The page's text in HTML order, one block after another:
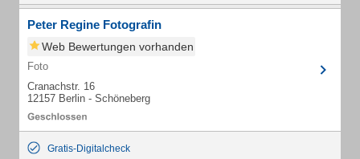
Peter Regine Fotografin
Web Bewertungen vorhanden
Foto
Cranachstr. 16
12157 Berlin - Schöneberg
Gratis-Digitalcheck